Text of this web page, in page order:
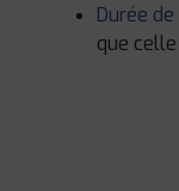
Durée de
que